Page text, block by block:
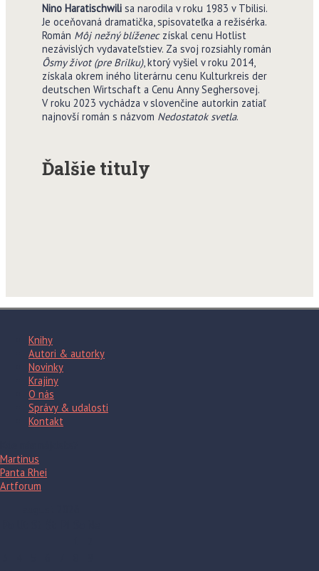
Nino Haratischwilisa narodila v roku 1983 v Tbilisi.
Je oceňovaná dramatička, spisovateľka a režisérka.
Román Môj nežný blíženeczískal cenu Hotlist
nezávislých vydavateľstiev. Za svoj rozsiahly román
Ôsmy život (pre Brilku), ktorý vyšiel v roku 2014,
získala okrem iného literárnu cenu Kulturkreis der
deutschen Wirtschaft a Cenu Anny Seghersovej.
V roku 2023 vychádza v slovenčine autorkin zatiaľ
najnovší román s názvom Nedostatok svetla.
Ďalšie tituly
Knihy
Autori & autorky
Novinky
Krajiny
O nás
Správy & udalosti
Kontakt
Martinus
Panta Rhei
Artforum